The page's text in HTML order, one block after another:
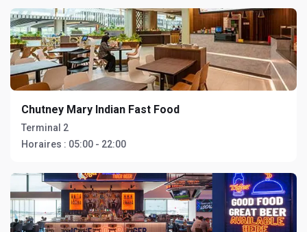
Chutney Mary Indian Fast Food
Terminal 2
Horaires : 05:00 - 22:00